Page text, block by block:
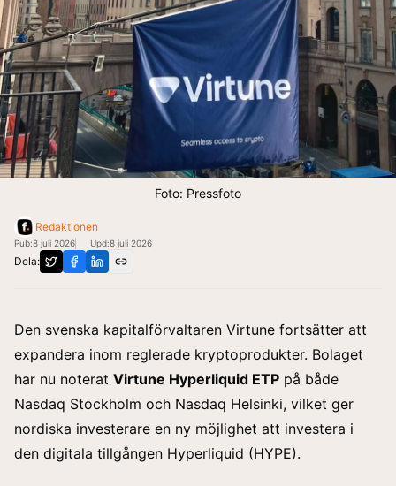
Foto: Pressfoto
Redaktionen
Pub:8 juli 2026 Upd:8 juli 2026
Dela:
Den svenska kapitalförvaltaren Virtune fortsätter att
expandera inom reglerade kryptoprodukter. Bolaget
har nu noterat Virtune Hyperliquid ETP på både
Nasdaq Stockholm och Nasdaq Helsinki, vilket ger
nordiska investerare en ny möjlighet att investera i
den digitala tillgången Hyperliquid (HYPE).